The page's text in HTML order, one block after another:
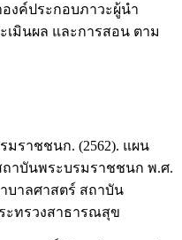
งค์ประกอบภาวะผู้นำ
เมินผล และการสอน ตาม
ราชชนก. (2562). แผน
าบันพระบรมราชชนก พ.ศ.
บาลศาสตร์ สถาบัน
ะทรวงสาธารณสุข